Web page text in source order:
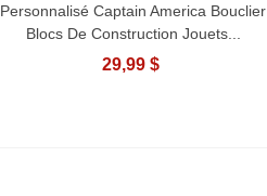
Afficher Plus
Personnalisé Captain America Bouclier
Blocs De Construction Jouets...
29,99 $